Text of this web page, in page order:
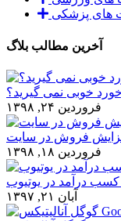
های پزشکی
آخرین مطالب بلاگ
خوبی نمی گیرید؟
فروردین ۲۴, ۱۳۹۸
فروش در سایت
فروردین ۱۸, ۱۳۹۸
درآمد در یوتیوب
آبان ۲۱, ۱۳۹۷